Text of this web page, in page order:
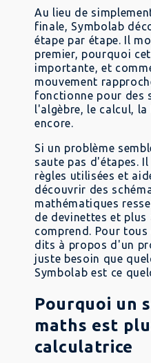
Au lieu de
finale, Symbolab
étape par étape. Il
premier, pourquoi
importante, et
mouvement
fonctionne pour des
l'algèbre, le calcul,
encore.
Si un problème
saute pas d'étapes.
règles utilisées et
découvrir des
mathématiques
de devinettes et plus
comprend. Pour
dits à propos d'un
juste besoin que
Symbolab est ce
Pourquoi un
maths est
calculatrice